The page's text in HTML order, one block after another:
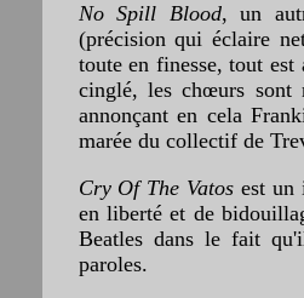
No Spill Blood, un
(précision qui éclaire
toute en finesse, tout
cinglé, les chœurs sont
annonçant en cela
marée du collectif de
Cry Of The Vatos est un
en liberté et de
Beatles dans le fait
paroles.